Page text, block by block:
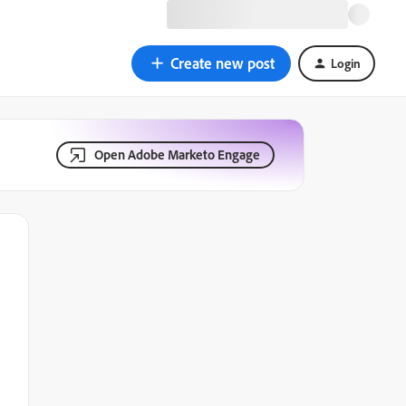
Create new post Login
Open Adobe Marketo Engage